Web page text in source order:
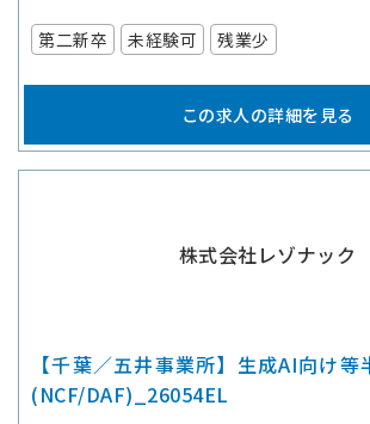
第二新卒 未経験可 残業少
この求人の詳細を見る
株式会社レゾナック
【千葉／五井事業所】生成AI向け
(NCF/DAF)_26054EL